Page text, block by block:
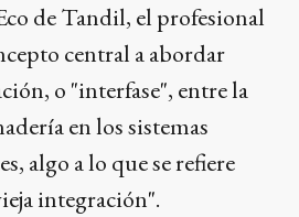
de Tandil, el profesional
central a abordar
o "interfase", entre la
en los sistemas
algo a lo que se refiere
integración".